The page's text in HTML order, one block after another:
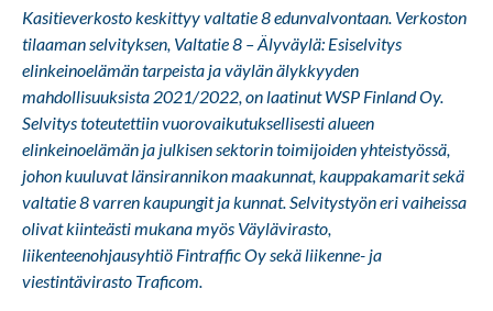
Kasitieverkosto keskittyy valtatie 8 edunvalvontaan. Verkoston
tilaaman selvityksen, Valtatie 8 – Älyväylä: Esiselvitys
elinkeinoelämän tarpeista ja väylän älykkyyden
mahdollisuuksista 2021/2022, on laatinut WSP Finland Oy.
Selvitys toteutettiin vuorovaikutuksellisesti alueen
elinkeinoelämän ja julkisen sektorin toimijoiden yhteistyössä,
johon kuuluvat länsirannikon maakunnat, kauppakamarit sekä
valtatie 8 varren kaupungit ja kunnat. Selvitystyön eri vaiheissa
olivat kiinteästi mukana myös Väylävirasto,
liikenteenohjausyhtiö Fintraffic Oy sekä liikenne- ja
viestintävirasto Traficom.